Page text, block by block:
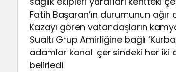
Fatih Başaran’ın durumunun
Kazayı gören vatandaşların
Sualtı Grup Amirliğine bağlı
adamlar kanal içerisindeki her iki
belirledi.